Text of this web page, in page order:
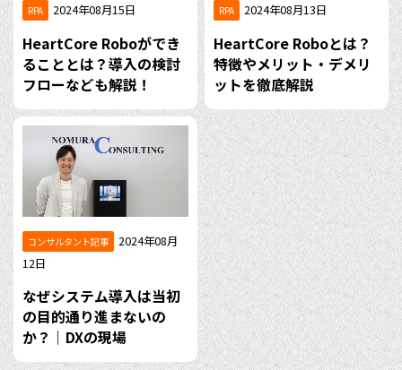
RPA 2024年08月15日
HeartCore Roboができ
ることとは？導入の検討
フローなども解説！
RPA 2024年08月13日
HeartCore Roboとは？
特徴やメリット・デメリ
ットを徹底解説
コンサルタント記事
2024年08月
12日
なぜシステム導入は当初
の目的通り進まないの
か？｜DXの現場